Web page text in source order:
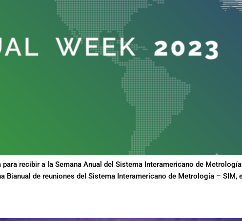
para recibir a la Semana Anual del Sistema Interamericano de
Bianual de reuniones del Sistema Interamericano de Metrología –